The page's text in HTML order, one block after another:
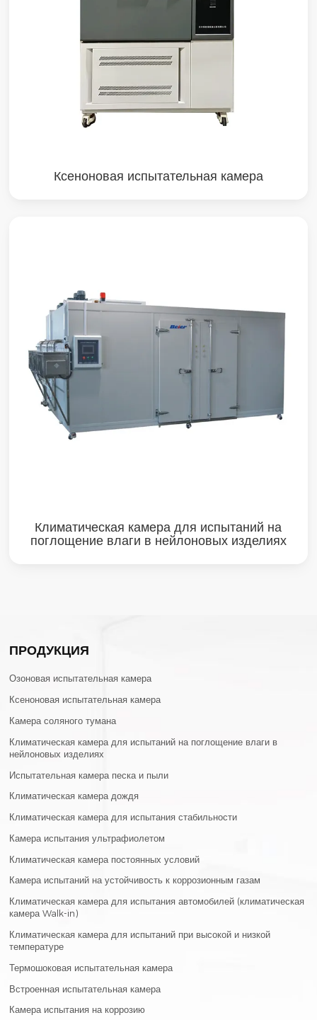
Ксеноновая испытательная камера
Климатическая камера для испытаний на
поглощение влаги в нейлоновых изделиях
ПРОДУКЦИЯ
Озоновая испытательная камера
Ксеноновая испытательная камера
Камера соляного тумана
Климатическая камера для испытаний на поглощение влаги в
нейлоновых изделиях
Испытательная камера песка и пыли
Климатическая камера дождя
Климатическая камера для испытания стабильности
Камера испытания ультрафиолетом
Климатическая камера постоянных условий
Камера испытаний на устойчивость к коррозионным газам
Климатическая камера для испытания автомобилей (климатическая
камера Walk-in)
Климатическая камера для испытаний при высокой и низкой
температуре
Термошоковая испытательная камера
Встроенная испытательная камера
Камера испытания на коррозию